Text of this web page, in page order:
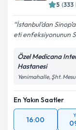
5 (333
İstanbul’dan
eti enfeksiyonunun
Özel Medicana
Hastanesi
Yenimahalle, Şht.
En Yakın Saatler
16:00